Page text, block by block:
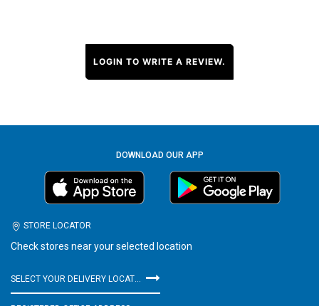
LOGIN TO WRITE A REVIEW.
DOWNLOAD OUR APP
STORE LOCATOR
Check stores near your selected location